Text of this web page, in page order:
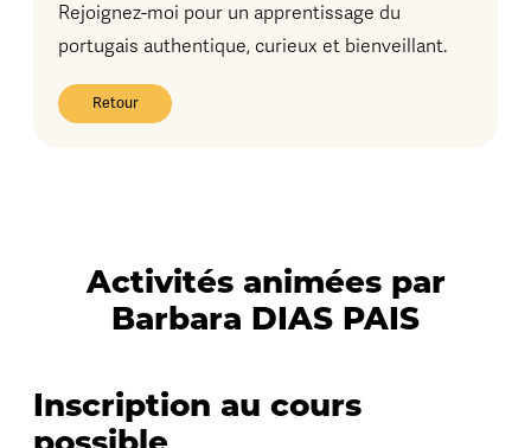
Rejoignez-moi pour un apprentissage du
portugais authentique, curieux et bienveillant.
Retour
Activités animées par
Barbara DIAS PAIS
Inscription au cours